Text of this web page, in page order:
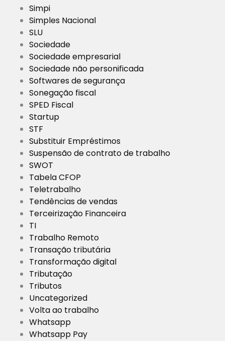
Simpi
Simples Nacional
SLU
Sociedade
Sociedade empresarial
Sociedade não personificada
Softwares de segurança
Sonegação fiscal
SPED Fiscal
Startup
STF
Substituir Empréstimos
Suspensão de contrato de trabalho
SWOT
Tabela CFOP
Teletrabalho
Tendências de vendas
Terceirização Financeira
TI
Trabalho Remoto
Transação tributária
Transformação digital
Tributação
Tributos
Uncategorized
Volta ao trabalho
Whatsapp
Whatsapp Pay